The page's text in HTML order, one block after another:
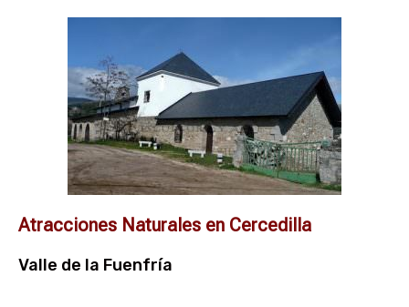
Atracciones Naturales en Cercedilla
Valle de la Fuenfría